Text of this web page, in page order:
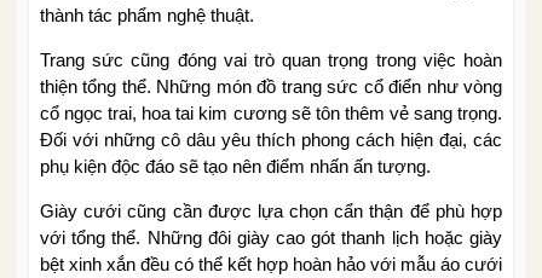
thành tác phẩm nghệ thuật.
Trang sức cũng đóng vai trò quan trọng trong việc hoàn
thiện tổng thể. Những món đồ trang sức cổ điển như vòng
cổ ngọc trai, hoa tai kim cương sẽ tôn thêm vẻ sang trọng.
Đối với những cô dâu yêu thích phong cách hiện đại, các
phụ kiện độc đáo sẽ tạo nên điểm nhấn ấn tượng.
Giày cưới cũng cần được lựa chọn cẩn thận để phù hợp
với tổng thể. Những đôi giày cao gót thanh lịch hoặc giày
bệt xinh xắn đều có thể kết hợp hoàn hảo với mẫu áo cưới